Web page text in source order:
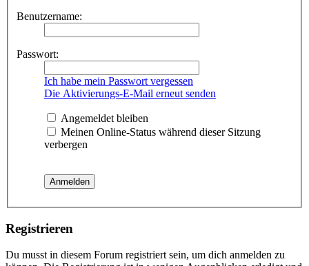
Benutzername:
Passwort:
Ich habe mein Passwort vergessen
Die Aktivierungs-E-Mail erneut senden
Angemeldet bleiben
Meinen Online-Status während dieser Sitzung
verbergen
Registrieren
Du musst in diesem Forum registriert sein, um dich anmelden zu